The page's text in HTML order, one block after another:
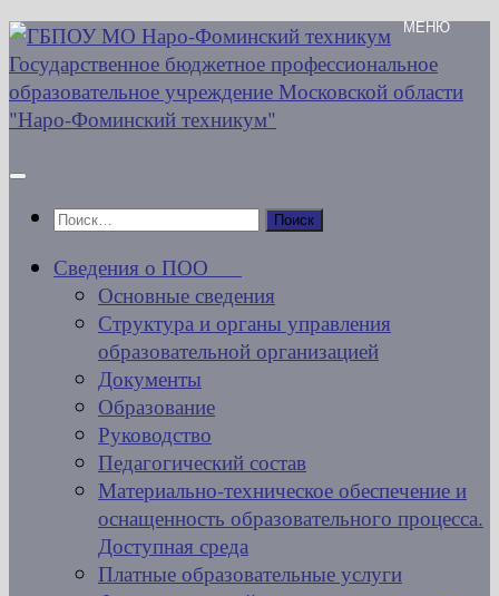
Перейти
к
содержимому
Найти:
Сведения о ПОО
Основные сведения
Структура и органы управления
образовательной организацией
Документы
Образование
Руководство
Педагогический состав
Материально-техническое обеспечение и
оснащенность образовательного процесса.
Доступная среда
Платные образовательные услуги